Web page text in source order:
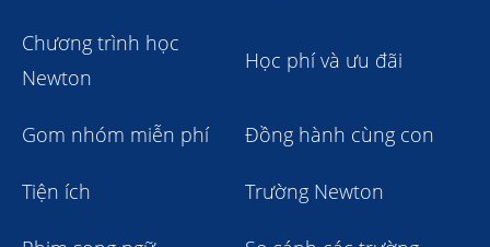
Chương trình học
Newton
Học phí và ưu đãi
Gom nhóm miễn phí Đồng hành cùng con
Tiện ích Trường Newton